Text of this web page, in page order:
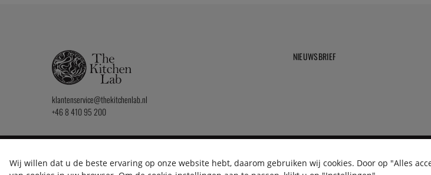
klantenservice@thekitchenlab.nl
+46 8 410 95 200
NIEUWSBRIEF
2026 KitchenLab AB
Wij willen dat u de beste ervaring op onze website hebt, daarom gebruiken wij cookies. Door op "Alles